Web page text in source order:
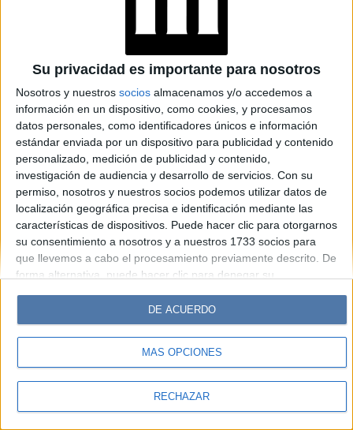
Su privacidad es importante para nosotros
Nosotros y nuestros socios almacenamos y/o accedemos a
información en un dispositivo, como cookies, y procesamos
datos personales, como identificadores únicos e información
estándar enviada por un dispositivo para publicidad y contenido
personalizado, medición de publicidad y contenido,
investigación de audiencia y desarrollo de servicios. Con su
permiso, nosotros y nuestros socios podemos utilizar datos de
localización geográfica precisa e identificación mediante las
características de dispositivos. Puede hacer clic para otorgarnos
su consentimiento a nosotros y a nuestros 1733 socios para
que llevemos a cabo el procesamiento previamente descrito. De
forma alternativa, puede hacer clic para denegar su
cambiar sus preferencias antes de otorgar su consentimiento.
Tenga en cuenta que algún procesamiento de sus datos
personales puede no requerir de su consentimiento, pero usted
tiene el derecho de rechazar tal procesamiento. Sus
sus preferencias o retirar su consentimiento en cualquier
MÁS OPCIONES
RECHAZAR
DE ACUERDO
Caras Noticias
Weekend Parabrisas
Look
Luz Mía Lunateen Break BATimes
© Perfil.com 2006-2019 - Todos los derechos reservados
Registro de Propiedad Intelectual: Nro. 5346433